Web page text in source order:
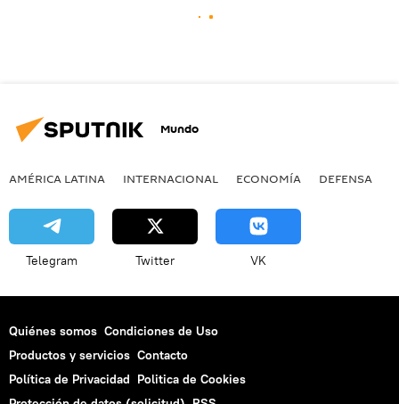
Mundo
AMÉRICA LATINA INTERNACIONAL ECONOMÍA DEFENSA
Telegram Twitter VK
Quiénes somos Condiciones de Uso
Productos y servicios Contacto
Política de Privacidad Politica de Cookies